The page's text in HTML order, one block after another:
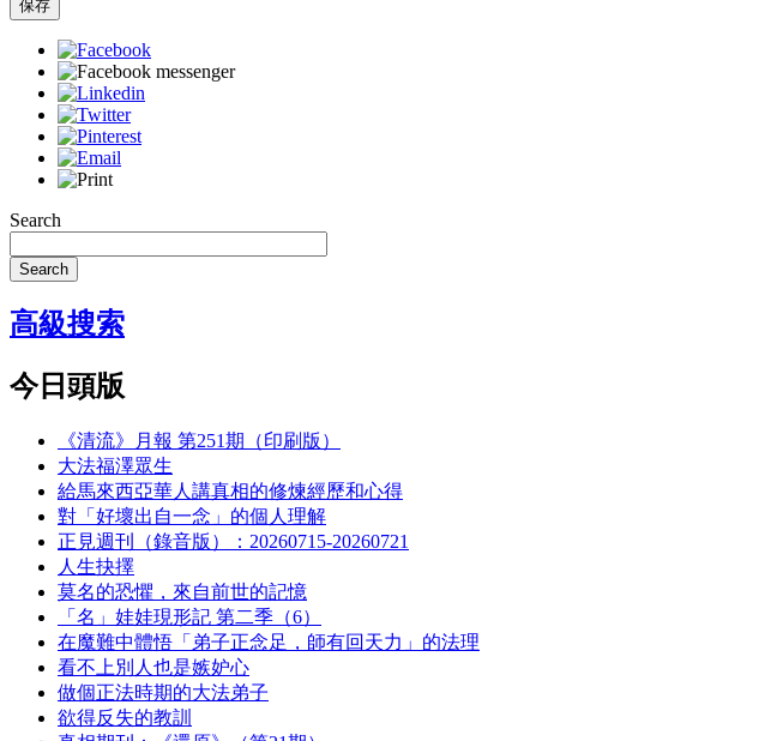
保存
Search
Search
高級搜索
今日頭版
《清流》月報 第251期（印刷版）
大法福澤眾生
給馬來西亞華人講真相的修煉經歷和心得
對「好壞出自一念」的個人理解
正見週刊（錄音版）：20260715-20260721
人生抉擇
莫名的恐懼，來自前世的記憶
「名」娃娃現形記 第二季（6）
在魔難中體悟「弟子正念足，師有回天力」的法理
看不上別人也是嫉妒心
做個正法時期的大法弟子
欲得反失的教訓